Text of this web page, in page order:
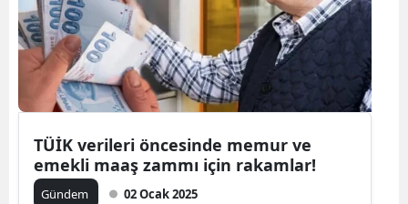
TÜİK verileri öncesinde memur ve
emekli maaş zammı için rakamlar!
Gündem 02 Ocak 2025